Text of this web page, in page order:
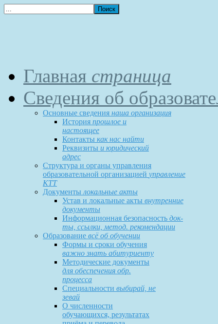
Главная страница
Сведения об
Основные сведения наша организация
История прошлое и
настоящее
Контакты как нас найти
Реквизиты и юридический
адрес
Структура и органы управления
образовательной организацией управление
КТТ
Документы локальные акты
Устав и локальные акты внутренние
документы
Информационная безопасность док-
ты, ссылки, метод. рекомендации
Образование всё об обучении
Формы и сроки обучения
важно знать абитуриенту
Методические документы
для обеспечения обр.
процесса
Специальности выбирай, не
зевай
О численности
обучающихся, результатах